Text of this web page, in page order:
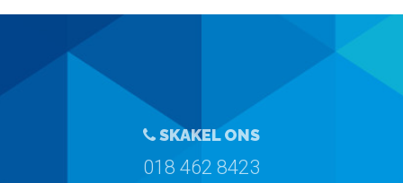
SKAKEL ONS
018 462 8423